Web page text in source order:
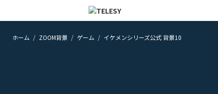
ホーム
ホーム ZOOM背景 ゲーム イケメンシリーズ公式 背景10